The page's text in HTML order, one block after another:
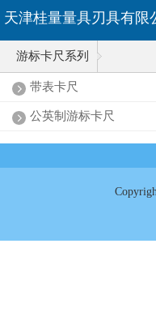
天津桂量量具刃具有限
游标卡尺系列
带表卡尺
公英制游标卡尺